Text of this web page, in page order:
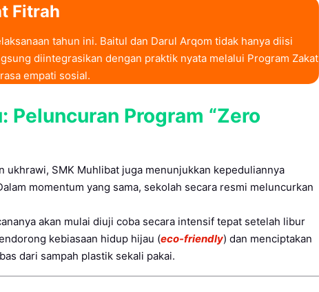
Fitrah
tahun ini. Baitul dan Darul Arqom tidak hanya diisi
diintegrasikan dengan praktik nyata melalui Program Zakat
empati sosial.
Peluncuran Program “Zero
ukhrawi, SMK Muhlibat juga menunjukkan kepeduliannya
momentum yang sama, sekolah secara resmi meluncurkan
akan mulai diuji coba secara intensif tepat setelah libur
kebiasaan hidup hijau (eco-friendly) dan menciptakan
dari sampah plastik sekali pakai.